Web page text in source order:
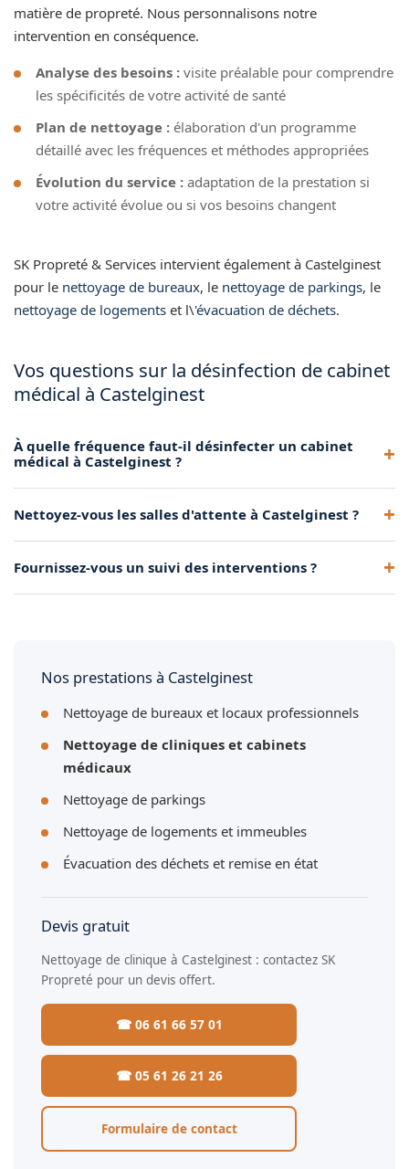
matière de propreté. Nous personnalisons notre
intervention en conséquence.
Analyse des besoins : visite préalable pour comprendre
les spécificités de votre activité de santé
Plan de nettoyage : élaboration d'un programme
détaillé avec les fréquences et méthodes appropriées
Évolution du service : adaptation de la prestation si
votre activité évolue ou si vos besoins changent
SK Propreté & Services intervient également à Castelginest
pour le nettoyage de bureaux, le nettoyage de parkings, le
nettoyage de logements et l\'évacuation de déchets.
Vos questions sur la désinfection de cabinet
médical à Castelginest
À quelle fréquence faut-il désinfecter un cabinet
médical à Castelginest ?
surfaces de contact et un nettoyage approfondi
hebdomadaire pour votre cabinet à Castelginest.
Nettoyez-vous les salles d'attente à Castelginest ?
prestation. Nous désinfectons les sièges, comptoirs et
magazines à Castelginest.
Fournissez-vous un suivi des interventions ?
Nos prestations à Castelginest
Nettoyage de bureaux et locaux professionnels
Nettoyage de cliniques et cabinets
médicaux
Nettoyage de parkings
Nettoyage de logements et immeubles
Évacuation des déchets et remise en état
Devis gratuit
Nettoyage de clinique à Castelginest : contactez SK
Propreté pour un devis offert.
☎ 06 61 66 57 01
☎ 05 61 26 21 26
Formulaire de contact